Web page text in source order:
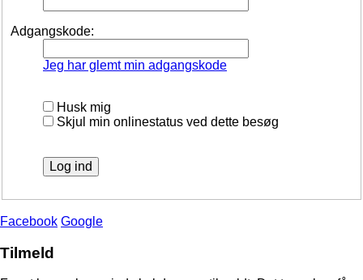
Adgangskode:
Jeg har glemt min adgangskode
Husk mig
Skjul min onlinestatus ved dette besøg
Facebook Google
Tilmeld